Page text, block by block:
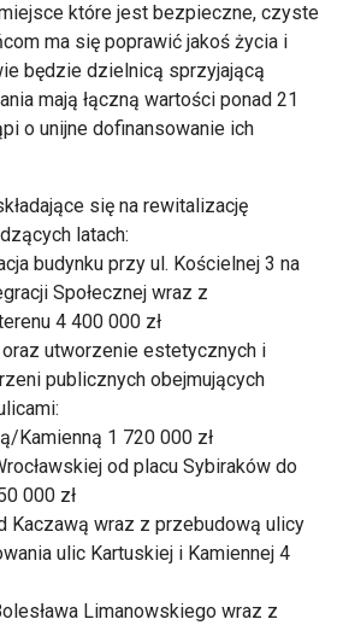
które jest bezpieczne, czyste
ma się poprawić jakoś życia i
będzie dzielnicą sprzyjającą
mają łączną wartości ponad 21
o unijne dofinansowanie ich
się na rewitalizację
latach:
budynku przy ul. Kościelnej 3 na
Społecznej wraz z
4 400 000 zł
utworzenie estetycznych i
publicznych obejmujących
Kamienną 1 720 000 zł
od placu Sybiraków do
000 zł
Kaczawą wraz z przebudową ulicy
ulic Kartuskiej i Kamiennej 4
Limanowskiego wraz z